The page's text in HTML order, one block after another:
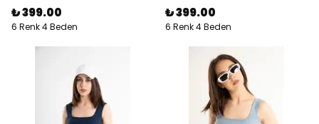
₺ 399.00
6 Renk 4 Beden
₺ 399.00
6 Renk 4 Beden